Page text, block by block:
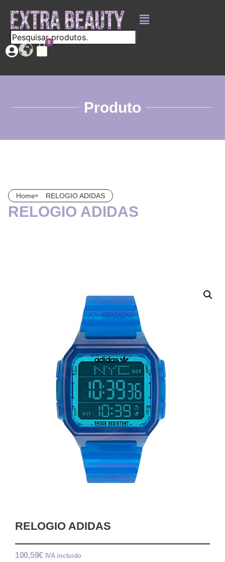
Produto
Home RELOGIO ADIDAS
RELOGIO ADIDAS
RELOGIO ADIDAS
100,59€ IVA incluido